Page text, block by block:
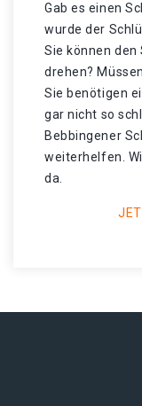
Gab es einen
wurde der
Sie können den
drehen?
Sie benötigen
gar nicht so
Bebbingener
weiterhelfen.
da.